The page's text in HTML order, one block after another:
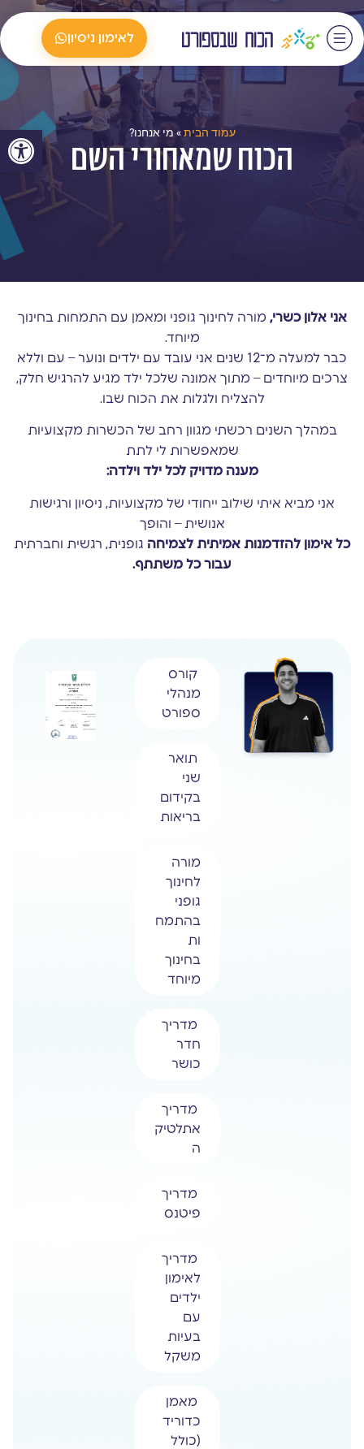
פתח
לאימון ניסיון
עמוד הבית» מי אנחנו?
הכוח שמאחורי השם
אני אלון כשרי, מורה לחינוך גופני ומאמן עם התמחות בחינוך
מיוחד.
כבר למעלה מ־12 שנים אני עובד עם ילדים ונוער – עם וללא
צרכים מיוחדים – מתוך אמונה שלכל ילד מגיע להרגיש חלק,
להצליח ולגלות את הכוח שבו.
במהלך השנים רכשתי מגוון רחב של הכשרות מקצועיות
שמאפשרות לי לתת
מענה מדויק לכל ילד וילדה:
אני מביא איתי שילוב ייחודי של מקצועיות, ניסיון ורגישות
אנושית – והופך
כל אימון להזדמנות אמיתית לצמיחה גופנית, רגשית וחברתית
עבור כל משתתף.
קורס
מנהלי
ספורט
תואר
שני
בקידום
בריאות
מורה
לחינוך
גופני
בהתמח
ות
בחינוך
מיוחד
מדריך
חדר
כושר
מדריך
אתלטיק
ה
מדריך
פיטנס
מדריך
לאימון
ילדים
עם
בעיות
משקל
מאמן
כדוריד
(כולל